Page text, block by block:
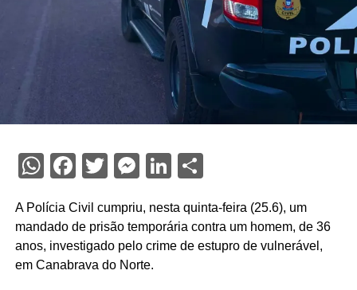
WhatsApp
Facebook
Twitter
Messenger
LinkedIn
Share
A Polícia Civil cumpriu, nesta quinta-feira (25.6), um
mandado de prisão temporária contra um homem, de 36
anos, investigado pelo crime de estupro de vulnerável,
em Canabrava do Norte.